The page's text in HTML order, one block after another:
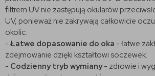
filtrem UV nie zastępują okularów
UV, ponieważ nie zakrywają całkowicie
okolic.
- Łatwe dopasowanie do oka - łatwe
zdejmowanie dzięki kształtowi soczewek.
- Codzienny tryb wymiany- zdrowie i